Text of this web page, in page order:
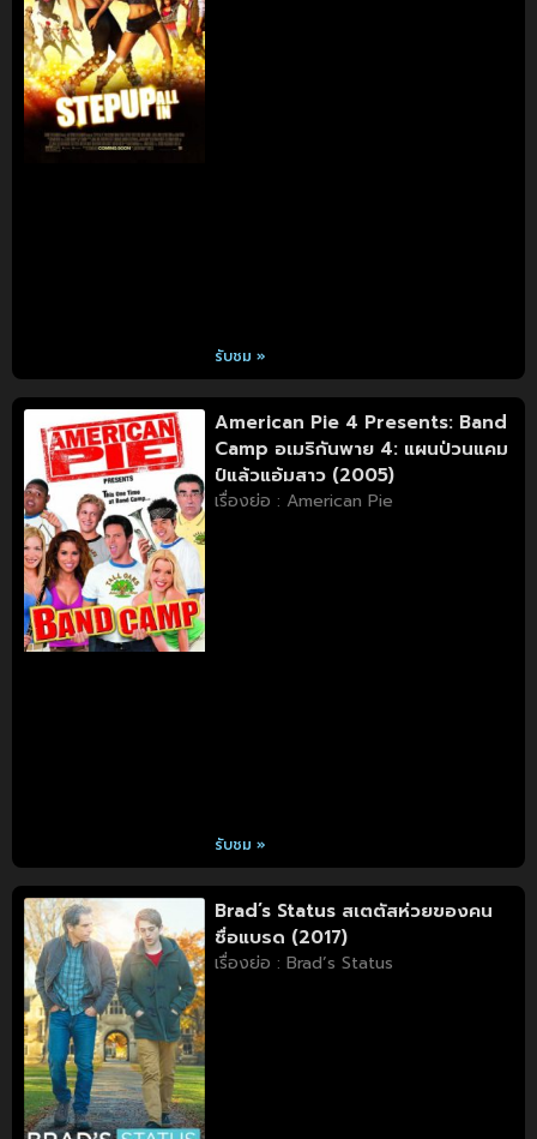
รับชม »
American Pie 4 Presents: Band
Camp อเมริกันพาย 4: แผนป่วนแคม
ป์แล้วแอ้มสาว (2005)
เรื่องย่อ : American Pie
รับชม »
Brad’s Status สเตตัสห่วยของคน
ชื่อแบรด (2017)
เรื่องย่อ : Brad’s Status